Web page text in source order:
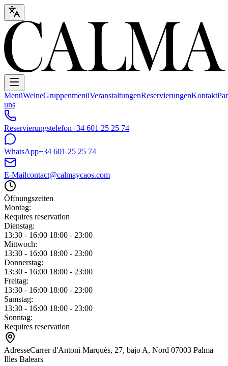
MenüWeineGruppenmenüVeranstaltungenReservierungenKontakt
uns
Reservierungstelefon+34 601 25 25 74
WhatsApp+34 601 25 25 74
E-Mailcontact@calmaycaos.com
Öffnungszeiten
Montag:
Requires reservation
Dienstag:
13:30 - 16:00 18:00 - 23:00
Mittwoch:
13:30 - 16:00 18:00 - 23:00
Donnerstag:
13:30 - 16:00 18:00 - 23:00
Freitag:
13:30 - 16:00 18:00 - 23:00
Samstag:
13:30 - 16:00 18:00 - 23:00
Sonntag:
Requires reservation
AdresseCarrer d'Antoni Marquès, 27, bajo A, Nord 07003 Palma
Illes Balears